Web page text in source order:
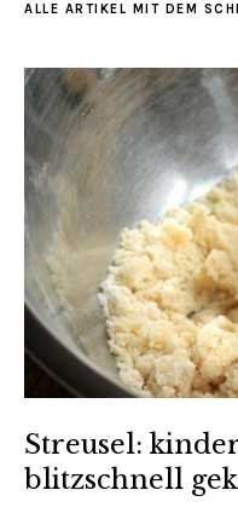
ALLE ARTIKEL MIT DEM
Streusel:
blitzschnell